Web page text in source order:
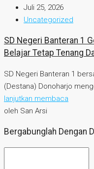
Juli 25, 2026
Uncategorized
SD Negeri Banteran 1
Belajar Tetap Tenang
SD Negeri Banteran 1
(Destana) Donoharjo
lanjutkan membaca
oleh San Arsi
Bergabunglah Dengan